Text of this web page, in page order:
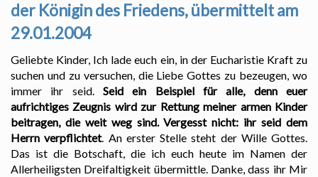
der Königin des Friedens, übermittelt am
29.01.2004
Geliebte Kinder, Ich lade euch ein, in der Eucharistie Kraft zu
suchen und zu versuchen, die Liebe Gottes zu bezeugen, wo
immer ihr seid. Seid ein Beispiel für alle, denn euer
aufrichtiges Zeugnis wird zur Rettung meiner armen Kinder
beitragen, die weit weg sind. Vergesst nicht: ihr seid dem
Herrn verpflichtet. An erster Stelle steht der Wille Gottes.
Das ist die Botschaft, die ich euch heute im Namen der
Allerheiligsten Dreifaltigkeit übermittle. Danke, dass ihr Mir